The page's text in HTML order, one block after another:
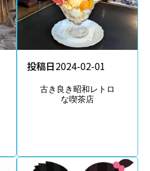
投稿日2024-02-01
古き良き昭和レトロ
な喫茶店